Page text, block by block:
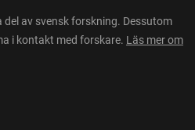
av svensk forskning. Dessutom
i kontakt med forskare. Läs mer om